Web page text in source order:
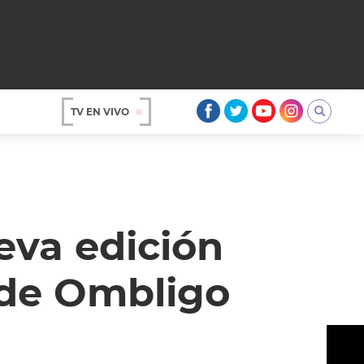
TV EN VIVO
edición
Ombligo